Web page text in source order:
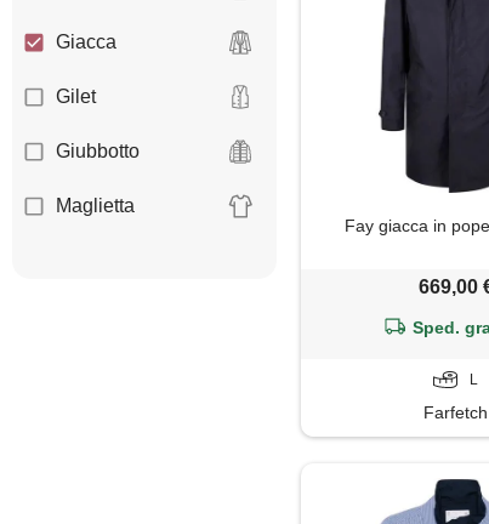
Giacca
Gilet
Giubbotto
Maglietta
Fay giacca in
669,00
Sped.
L
Farfetch